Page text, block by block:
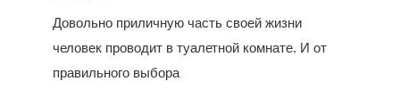
Довольно приличную часть своей жизни
человек проводит в туалетной комнате. И от
правильного выбора